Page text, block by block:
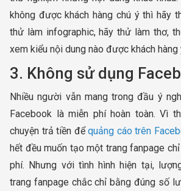
không được khách hàng chú ý thì hãy
thử làm infographic, hãy thử làm thơ,
xem kiểu nội dung nào được khách hàng
3. Không sử dụng
Nhiều người vẫn mang trong đầu ý
Facebook là miễn phí hoàn toàn. Vì
chuyện trả tiền đểquảng cáo trên
hết đều muốn tạo một trang fanpage
phí. Nhưng với tình hình hiện tại,
trang fanpage chắc chỉ bằng đúng số